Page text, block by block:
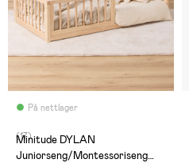
På nettlager
(17)
Minitude DYLAN
Juniorseng/Montessoriseng